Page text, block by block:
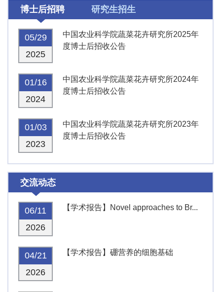
博士后招聘 研究生招生
05/29
2025
中国农业科学院蔬菜花卉研究所2025年
度博士后招收公告
01/16
2024
中国农业科学院蔬菜花卉研究所2024年
度博士后招收公告
01/03
2023
中国农业科学院蔬菜花卉研究所2023年
度博士后招收公告
交流动态
06/11
2026
【学术报告】Novel approaches to Br...
04/21
2026
【学术报告】硼营养的细胞基础